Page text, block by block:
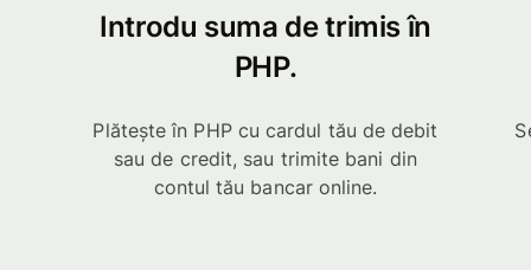
Introdu suma de trimis în
PHP.
Plătește în PHP cu cardul tău de debit
sau de credit, sau trimite bani din
contul tău bancar online.